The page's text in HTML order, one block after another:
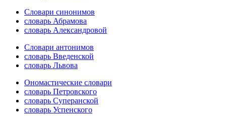
Словари синонимов
словарь Абрамова
словарь Александровой
Словари антонимов
словарь Введенской
словарь Львова
Ономастические словари
словарь Петровского
словарь Суперанской
словарь Успенского